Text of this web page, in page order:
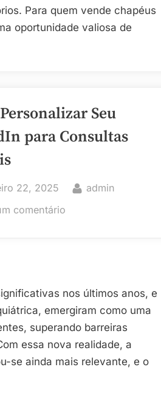
Tendências
para
Para quem vende chapéus
oportunidade valiosa de
Seu
para Consultas
22, 2025 By
admin
comentário
para
Consultas
Virtuais
nos últimos anos, e
emergiram como uma
superando barreiras
essa nova realidade, a
se ainda mais relevante, e o